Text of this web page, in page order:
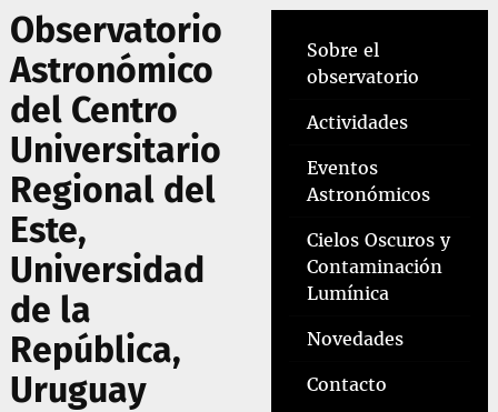
Observatorio
Astronómico
del Centro
Universitario
Regional del
Este,
Universidad
de la
República,
Uruguay
Sobre el
observatorio
Actividades
Eventos
Astronómicos
Cielos Oscuros y
Contaminación
Lumínica
Novedades
Contacto